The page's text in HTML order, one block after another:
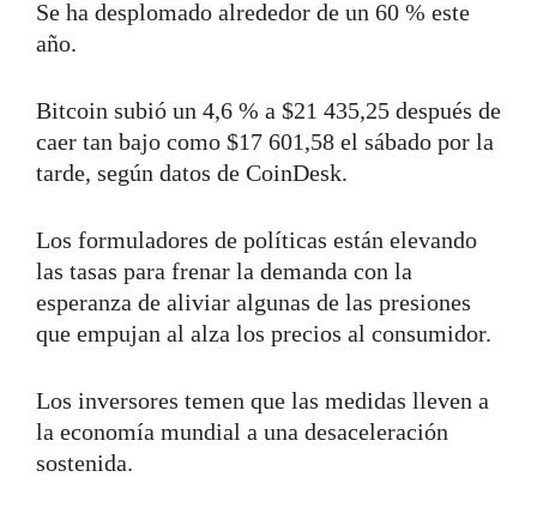
Se ha desplomado alrededor de un 60 % este
año.
Bitcoin subió un 4,6 % a $21 435,25 después de
caer tan bajo como $17 601,58 el sábado por la
tarde, según datos de CoinDesk.
Los formuladores de políticas están elevando
las tasas para frenar la demanda con la
esperanza de aliviar algunas de las presiones
que empujan al alza los precios al consumidor.
Los inversores temen que las medidas lleven a
la economía mundial a una desaceleración
sostenida.